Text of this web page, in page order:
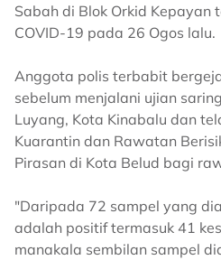
Sabah di Blok Orkid Kepayan
COVID-19 pada 26 Ogos lalu.
Anggota polis terbabit
sebelum menjalani ujian
Luyang, Kota Kinabalu dan
Kuarantin dan Rawatan
Pirasan di Kota Belud bagi
"Daripada 72 sampel yang
adalah positif termasuk 41
manakala sembilan sampel